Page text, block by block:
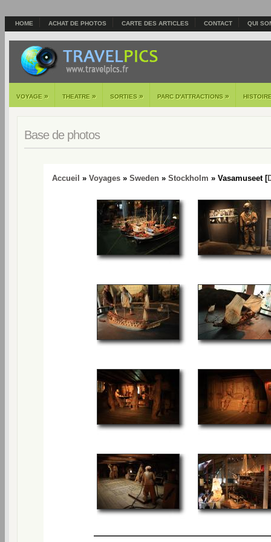
HOME ACHAT DE PHOTOS CARTE DES ARTICLES CONTACT QUI
VOYAGE » THEATRE » SORTIES » PARC D'ATTRACTIONS »
Base de photos
Accueil » Voyages » Sweden » Stockholm » Vasamuseet [